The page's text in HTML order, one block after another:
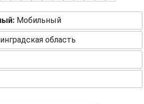
Мобильный
область